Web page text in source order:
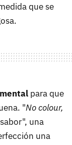
que se
para que
"No colour,
una
una